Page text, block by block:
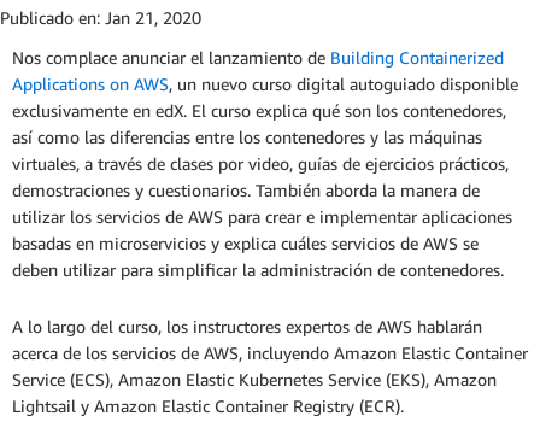
Publicado en: Jan 21, 2020
Nos complace anunciar el lanzamiento de Building Containerized
Applications on AWS, un nuevo curso digital autoguiado disponible
exclusivamente en edX. El curso explica qué son los contenedores,
así como las diferencias entre los contenedores y las máquinas
virtuales, a través de clases por video, guías de ejercicios prácticos,
demostraciones y cuestionarios. También aborda la manera de
utilizar los servicios de AWS para crear e implementar aplicaciones
basadas en microservicios y explica cuáles servicios de AWS se
deben utilizar para simplificar la administración de contenedores.
A lo largo del curso, los instructores expertos de AWS hablarán
acerca de los servicios de AWS, incluyendo Amazon Elastic Container
Service (ECS), Amazon Elastic Kubernetes Service (EKS), Amazon
Lightsail y Amazon Elastic Container Registry (ECR).